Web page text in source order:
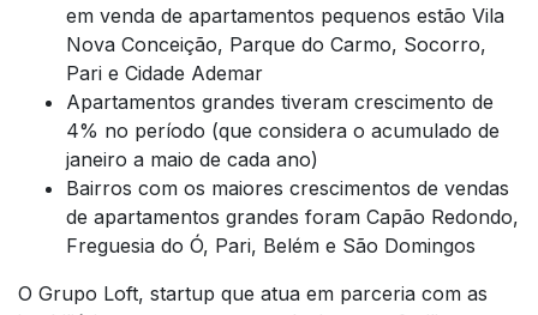
em venda de apartamentos pequenos estão Vila
Nova Conceição, Parque do Carmo, Socorro,
Pari e Cidade Ademar
Apartamentos grandes tiveram crescimento de
4% no período (que considera o acumulado de
janeiro a maio de cada ano)
Bairros com os maiores crescimentos de vendas
de apartamentos grandes foram Capão Redondo,
Freguesia do Ó, Pari, Belém e São Domingos
O Grupo Loft, startup que atua em parceria com as